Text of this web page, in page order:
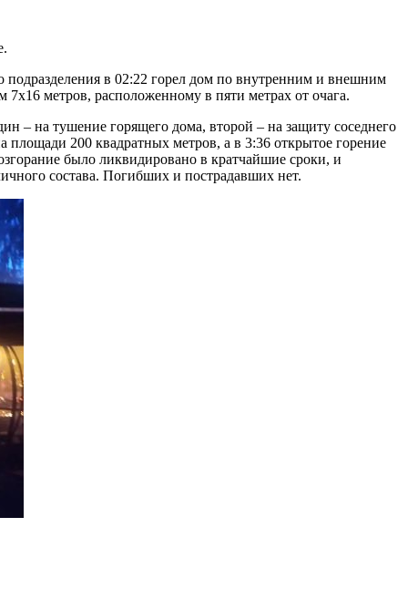
в 02:22 горел дом по внутренним и внешним
метров, расположенному в пяти метрах от очага.
– на тушение горящего дома, второй – на защиту соседнего
площади 200 квадратных метров, а в 3:36 открытое горение
было ликвидировано в кратчайшие сроки, и
состава. Погибших и пострадавших нет.